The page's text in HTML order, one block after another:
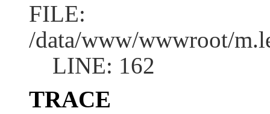
FILE:
/data/www/wwwroot/
LINE: 162
TRACE